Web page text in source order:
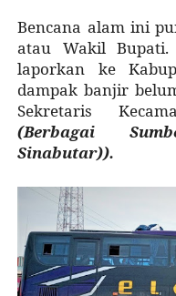
Bencana alam ini
atau Wakil
laporkan ke
dampak banjir
Sekretaris
(Berbagai
Sinabutar)).